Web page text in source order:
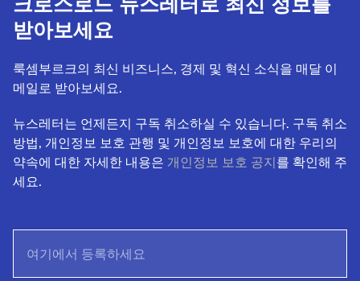
받아보세요
룩셈부르크의 최신 비즈니스, 경제 및 혁신 소식을 매달 이
메일로 받아보세요.
뉴스레터는 언제든지 구독 취소하실 수 있습니다. 구독 취소
방법, 개인정보 보호 관행 및 개인정보 보호에 대한 우리의
약속에 대한 자세한 내용은 개인정보 보호 공지를 확인해 주
세요.